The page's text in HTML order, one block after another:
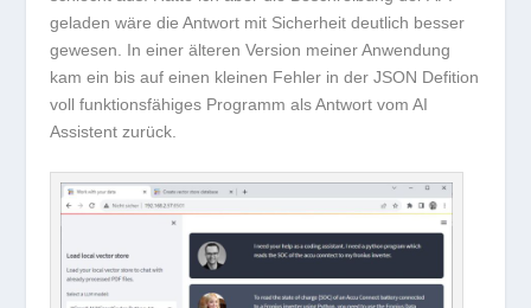
geladen wäre die Antwort mit Sicherheit deutlich besser
gewesen. In einer älteren Version meiner Anwendung
kam ein bis auf einen kleinen Fehler in der JSON Defition
voll funktionsfähiges Programm als Antwort vom AI
Assistent zurück.